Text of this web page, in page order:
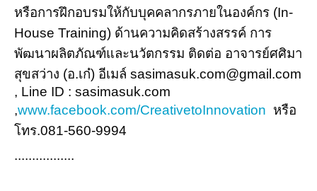
หรือการฝึกอบรมให้กับบุคคลากรภายในองค์กร (In-
House Training) ด้านความคิดสร้างสรรค์ การ
พัฒนาผลิตภัณฑ์และนวัตกรรม ติดต่อ อาจารย์ศศิมา
สุขสว่าง (อ.เก๋) อีเมล์ sasimasuk.com@gmail.com
, Line ID : sasimasuk.com
,www.facebook.com/CreativetoInnovation หรือ
โทร.081-560-9994
.................